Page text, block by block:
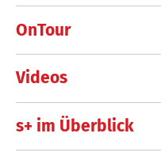
OnTour
Videos
s+ im Überblick